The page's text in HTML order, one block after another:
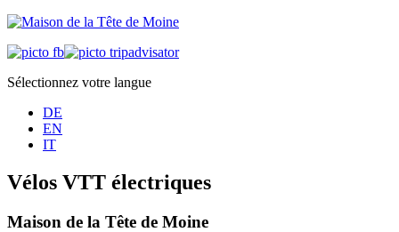
Sélectionnez votre langue
DE
EN
IT
Vélos VTT électriques
Maison de la Tête de Moine